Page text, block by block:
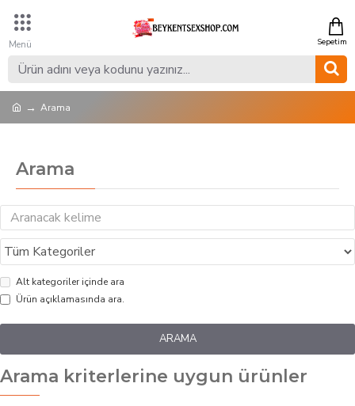
Arama
Arama
Alt kategoriler içinde ara
Ürün açıklamasında ara.
ARAMA
Arama kriterlerine uygun ürünler